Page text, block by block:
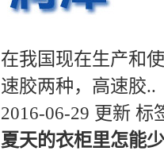
在我国现在生产和
速胶两种，高速胶..
2016-06-29 更新 标
夏天的衣柜里怎能